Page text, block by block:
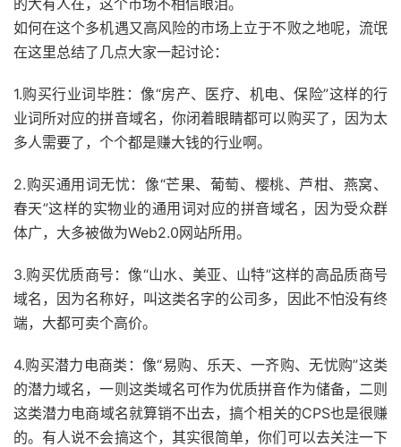
如何在这个多机遇又高风险的市场上立于不败之地呢，流氓
在这里总结了几点大家一起讨论：
1.购买行业词毕胜：像“房产、医疗、机电、保险”这样的行
业词所对应的拼音域名，你闭着眼睛都可以购买了，因为太
多人需要了，个个都是赚大钱的行业啊。
2.购买通用词无忧：像“芒果、葡萄、樱桃、芦柑、燕窝、
春天”这样的实物业的通用词对应的拼音域名，因为受众群
体广，大多被做为Web2.0网站所用。
3.购买优质商号：像“山水、美亚、山特”这样的高品质商号
域名，因为名称好，叫这类名字的公司多，因此不怕没有终
端，大都可卖个高价。
4.购买潜力电商类：像“易购、乐天、一齐购、无忧购”这类
的潜力域名，一则这类域名可作为优质拼音作为储备，二则
这类潜力电商域名就算销不出去，搞个相关的CPS也是很赚
的。有人说不会搞这个，其实很简单，你们可以去关注一下